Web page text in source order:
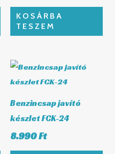
KOSÁRBA
TESZEM
Benzincsap javító
készlet FCK-24
8.990Ft